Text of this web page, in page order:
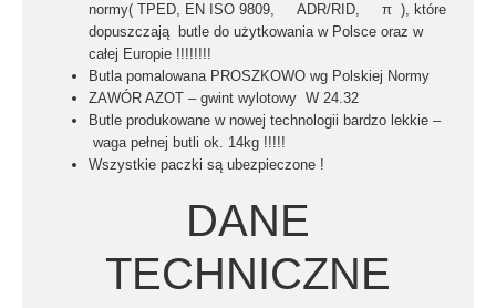
normy( TPED, EN ISO 9809, ADR/RID, π ), które
dopuszczają butle do użytkowania w Polsce oraz w
całej Europie !!!!!!!!
Butla pomalowana PROSZKOWO wg Polskiej Normy
ZAWÓR AZOT – gwint wylotowy W 24.32
Butle produkowane w nowej technologii bardzo lekkie –
waga pełnej butli ok. 14kg !!!!!
Wszystkie paczki są ubezpieczone !
DANE
TECHNICZNE